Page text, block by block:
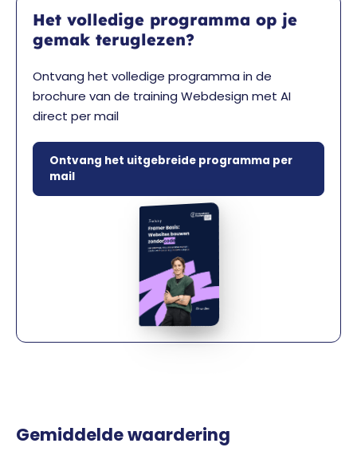
Het volledige programma op je
gemak teruglezen?
Ontvang het volledige programma in de
brochure van de training Webdesign met AI
direct per mail
Ontvang het uitgebreide programma per
mail
Gemiddelde waardering